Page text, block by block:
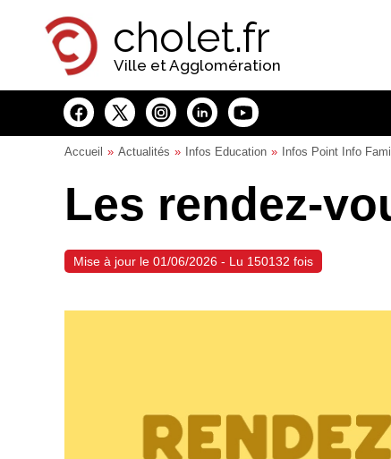
cholet.fr
Ville et Agglomération
Accueil Actualités Infos Education Infos Point Info
Les rendez-
Mise à jour le 01/06/2026 - Lu 150132 fois